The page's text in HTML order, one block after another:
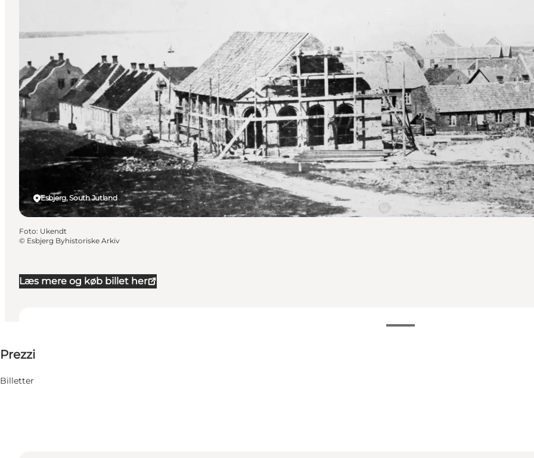
Læs mere og køb billet her
Prezzi
Billetter
Esbjerg, South Jutland
Foto: Ukendt
© Esbjerg Byhistoriske Arkiv